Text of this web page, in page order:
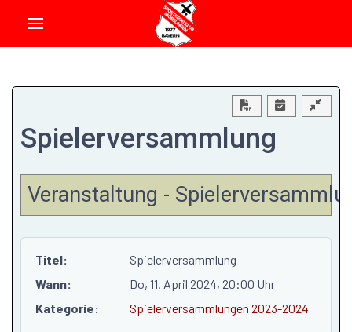
Download PDF
Spielerversammlung
Veranstaltung -
Titel:
Spielerversammlung
Wann:
Do, 11. April 2024, 20:00 Uhr
Kategorie:
Spielerversammlungen 2023-2024